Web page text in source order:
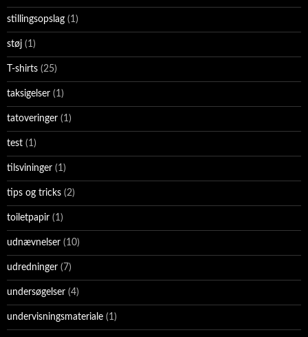
stillingsopslag (1)
støj (1)
T-shirts (25)
taksigelser (1)
tatoveringer (1)
test (1)
tilsvininger (1)
tips og tricks (2)
toiletpapir (1)
udnævnelser (10)
udredninger (7)
undersøgelser (4)
undervisningsmateriale (1)